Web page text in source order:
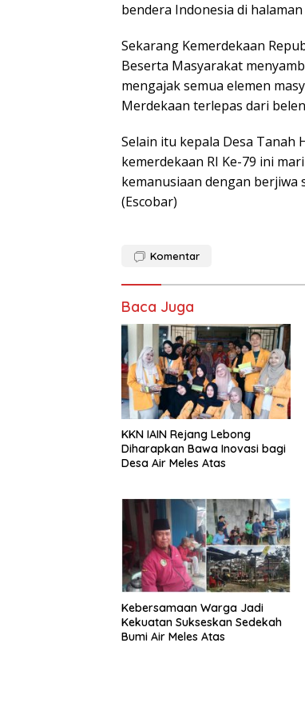
bendera Indonesia di
Sekarang Kemerdekaan
Beserta Masyarakat
mengajak semua elemen
Merdekaan terlepas dari
Selain itu kepala Desa Tanah
kemerdekaan RI Ke-79 ini
kemanusiaan dengan
(Escobar)
Komentar
Baca Juga
KKN IAIN Rejang Lebong
Diharapkan Bawa Inovasi bagi
Desa Air Meles Atas
Kebersamaan Warga Jadi
Kekuatan Sukseskan Sedekah
Bumi Air Meles Atas